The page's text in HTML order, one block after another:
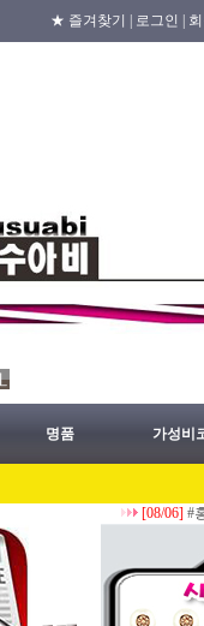
★ 즐겨찾기 | 로그인 | 회
명품 가성비
[08/06]#홍콩명